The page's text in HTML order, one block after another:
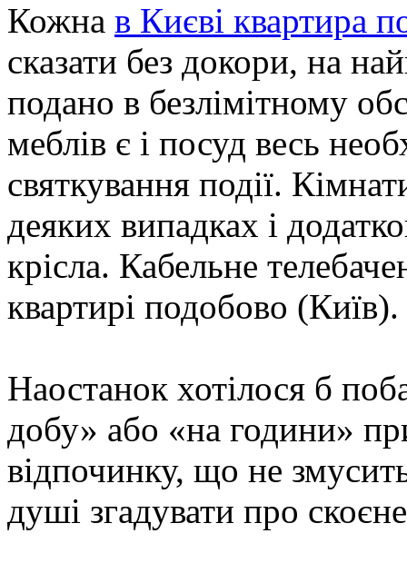
Кожна в Києві квартира
сказати без докори, на
подано в безлімітному
меблів є і посуд весь
святкування події.
деяких випадках і
крісла. Кабельне
квартирі подобово (Київ).
Наостанок хотілося б
добу» або «на години»
відпочинку, що не
душі згадувати про